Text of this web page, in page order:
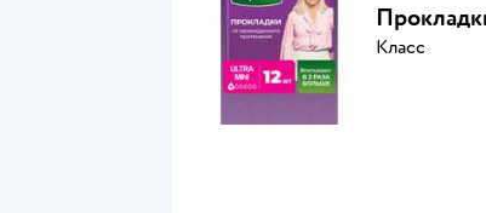
Класс